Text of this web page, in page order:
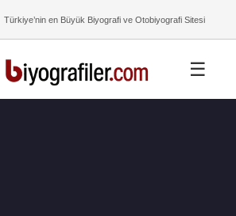
Türkiye’nin en Büyük Biyografi ve Otobiyografi Sitesi
☰